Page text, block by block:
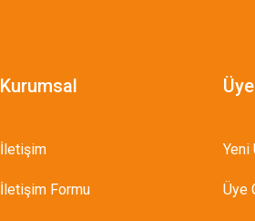
Kurumsal
İletişim
İletişim Formu
Yeni
Üye